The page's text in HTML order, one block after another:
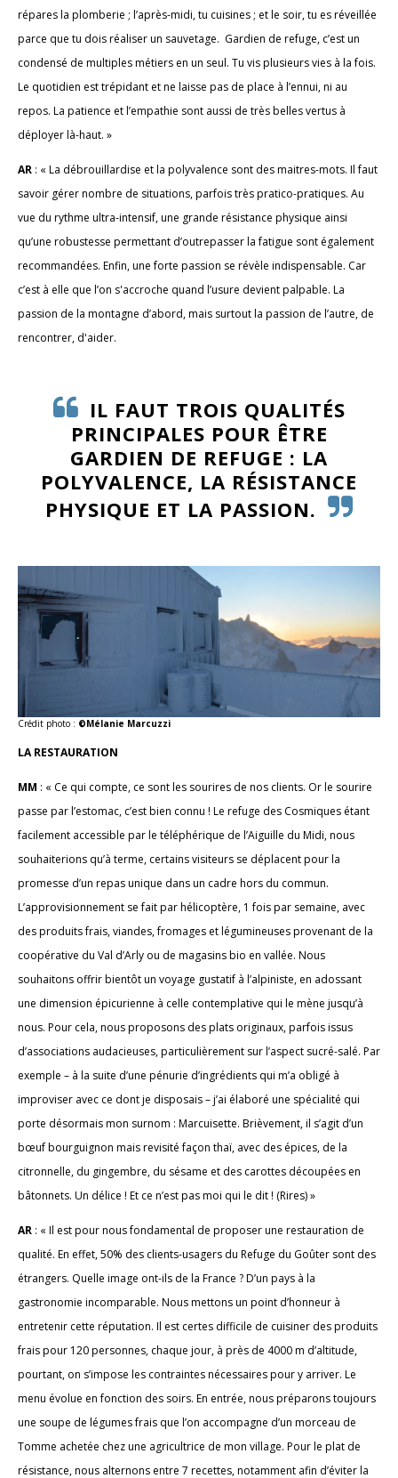
répares la plomberie ; l’après-midi, tu cuisines ; et le soir, tu es réveillée
parce que tu dois réaliser un sauvetage. Gardien de refuge, c’est un
condensé de multiples métiers en un seul. Tu vis plusieurs vies à la fois.
Le quotidien est trépidant et ne laisse pas de place à l’ennui, ni au
repos. La patience et l’empathie sont aussi de très belles vertus à
déployer là-haut. »
AR : « La débrouillardise et la polyvalence sont des maitres-mots. Il faut
savoir gérer nombre de situations, parfois très pratico-pratiques. Au
vue du rythme ultra-intensif, une grande résistance physique ainsi
qu’une robustesse permettant d’outrepasser la fatigue sont également
recommandées. Enfin, une forte passion se révèle indispensable. Car
c’est à elle que l’on s'accroche quand l’usure devient palpable. La
passion de la montagne d’abord, mais surtout la passion de l’autre, de
rencontrer, d'aider.
IL FAUT TROIS QUALITÉS
PRINCIPALES POUR ÊTRE
GARDIEN DE REFUGE : LA
POLYVALENCE, LA RÉSISTANCE
PHYSIQUE ET LA PASSION.
Crédit photo : ©Mélanie Marcuzzi
LA RESTAURATION
MM : « Ce qui compte, ce sont les sourires de nos clients. Or le sourire
passe par l’estomac, c’est bien connu ! Le refuge des Cosmiques étant
facilement accessible par le téléphérique de l’Aiguille du Midi, nous
souhaiterions qu’à terme, certains visiteurs se déplacent pour la
promesse d’un repas unique dans un cadre hors du commun.
L’approvisionnement se fait par hélicoptère, 1 fois par semaine, avec
des produits frais, viandes, fromages et légumineuses provenant de la
coopérative du Val d’Arly ou de magasins bio en vallée. Nous
souhaitons offrir bientôt un voyage gustatif à l’alpiniste, en adossant
une dimension épicurienne à celle contemplative qui le mène jusqu’à
nous. Pour cela, nous proposons des plats originaux, parfois issus
d’associations audacieuses, particulièrement sur l’aspect sucré-salé. Par
exemple – à la suite d’une pénurie d’ingrédients qui m’a obligé à
improviser avec ce dont je disposais – j’ai élaboré une spécialité qui
porte désormais mon surnom : Marcuisette. Brièvement, il s’agit d’un
bœuf bourguignon mais revisité façon thaï, avec des épices, de la
citronnelle, du gingembre, du sésame et des carottes découpées en
bâtonnets. Un délice ! Et ce n’est pas moi qui le dit ! (Rires) »
AR : « Il est pour nous fondamental de proposer une restauration de
qualité. En effet, 50% des clients-usagers du Refuge du Goûter sont des
étrangers. Quelle image ont-ils de la France ? D’un pays à la
gastronomie incomparable. Nous mettons un point d’honneur à
entretenir cette réputation. Il est certes difficile de cuisiner des produits
frais pour 120 personnes, chaque jour, à près de 4000 m d’altitude,
pourtant, on s’impose les contraintes nécessaires pour y arriver. Le
menu évolue en fonction des soirs. En entrée, nous préparons toujours
une soupe de légumes frais que l’on accompagne d’un morceau de
Tomme achetée chez une agricultrice de mon village. Pour le plat de
résistance, nous alternons entre 7 recettes, notamment afin d’éviter la